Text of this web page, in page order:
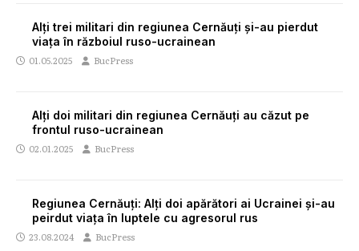
Alți trei militari din regiunea Cernăuți și-au pierdut
viața în războiul ruso-ucrainean
01.05.2025 BucPress
Alți doi militari din regiunea Cernăuți au căzut pe
frontul ruso-ucrainean
02.01.2025 BucPress
Regiunea Cernăuți: Alți doi apărători ai Ucrainei și-au
peirdut viața în luptele cu agresorul rus
23.08.2024 BucPress